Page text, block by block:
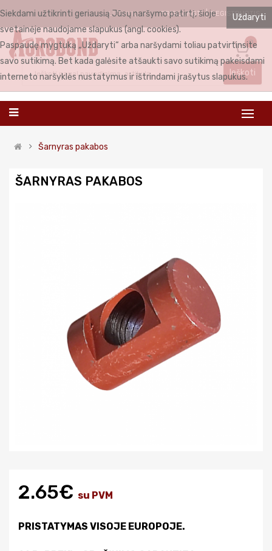
LIETUVIŲ PRISIJUNGTI REGISTRUOTIS
0
Ieškoti
Šarnyras pakabos
ŠARNYRAS PAKABOS
2.65€ su PVM
PRISTATYMAS VISOJE EUROPOJE.
Uždaryti
Siekdami užtikrinti geriausią Jūsų naršymo patirtį, šioje
svetainėje naudojame slapukus (angl. cookies).
Paspaudę mygtuką „Uždaryti“ arba naršydami toliau patvirtinsite
savo sutikimą. Bet kada galėsite atšaukti savo sutikimą pakeisdami
interneto naršyklės nustatymus ir ištrindami įrašytus slapukus.